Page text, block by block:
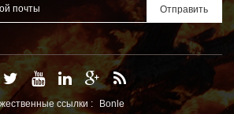
ссылки : Bonle